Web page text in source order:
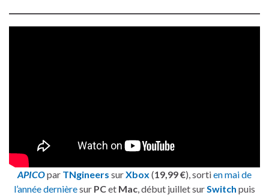
APICOpar TNgineers surXbox (19,99 €), sortien mai de
l’année dernièresur PCet Mac, début juillet surSwitch puis